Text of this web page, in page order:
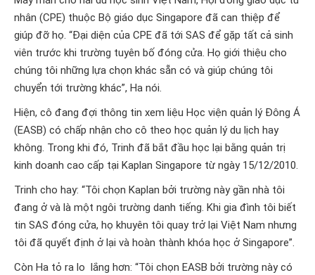
nhân (CPE) thuộc Bộ giáo dục Singapore đã can thiệp để
giúp đỡ họ. “Đại diện của CPE đã tới SAS để gặp tất cả sinh
viên trước khi trường tuyên bố đóng cửa. Họ giới thiệu cho
chúng tôi những lựa chọn khác sẵn có và giúp chúng tôi
chuyển tới trường khác”, Ha nói.
Hiện, cô đang đợi thông tin xem liệu Học viện quản lý Đông Á
(EASB) có chấp nhận cho cô theo học quản lý du lịch hay
không. Trong khi đó, Trinh đã bắt đầu học lại bằng quản trị
kinh doanh cao cấp tại Kaplan Singapore từ ngày 15/12/2010.
Trinh cho hay: “Tôi chọn Kaplan bởi trường này gần nhà tôi
đang ở và là một ngôi trường danh tiếng. Khi gia đình tôi biết
tin SAS đóng cửa, họ khuyên tôi quay trở lại Việt Nam nhưng
tôi đã quyết định ở lại và hoàn thành khóa học ở Singapore”.
Còn Ha tỏ ra lo lắng hơn: “Tôi chọn EASB bởi trường này có